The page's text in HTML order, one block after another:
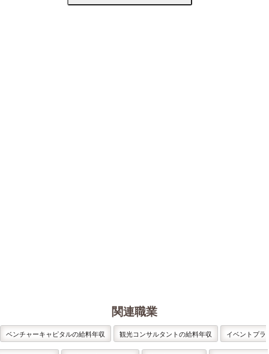
関連職業
ベンチャーキャピタルの給料年収 観光コンサルタントの給料年収 イベントプラ